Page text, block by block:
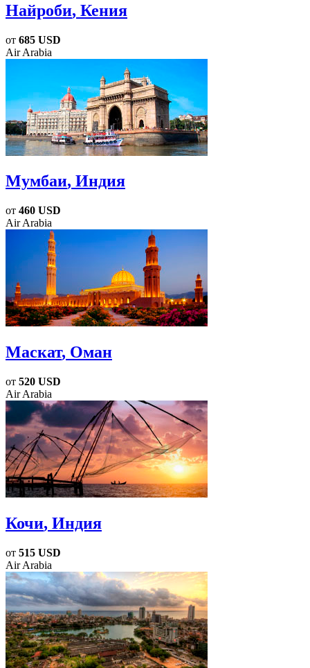
Найроби, Кения
от 685 USD
Air Arabia
Мумбаи, Индия
от 460 USD
Air Arabia
Маскат, Оман
от 520 USD
Air Arabia
Кочи, Индия
от 515 USD
Air Arabia